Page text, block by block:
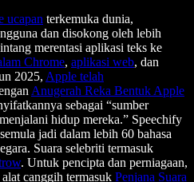
ucapan terkemuka dunia,
dan disokong oleh lebih
merentasi aplikasi teks ke
Chrome, aplikasi web, dan
2025, Apple telah
Anugerah Reka Bentuk Apple
sebagai “sumber
hidup mereka.” Speechify
jadi dalam lebih 60 bahasa
Suara selebriti termasuk
. Untuk pencipta dan perniagaan,
canggih termasuk Penjana Suara